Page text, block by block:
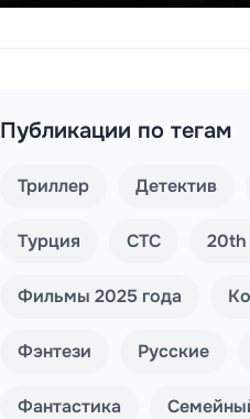
Публикации по тегам
Триллер Детектив
Турция СТС 20th
Фильмы 2025 года
Фэнтези Русские
Фантастика